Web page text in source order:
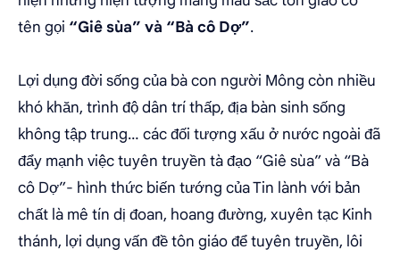
tên gọi “Giê sùa” và “Bà cô Dợ”.
Lợi dụng đời sống của bà con người Mông còn nhiều
khó khăn, trình độ dân trí thấp, địa bàn sinh sống
không tập trung… các đối tượng xấu ở nước ngoài đã
đẩy mạnh việc tuyên truyền tà đạo “Giê sùa” và “Bà
cô Dợ”- hình thức biến tướng của Tin lành với bản
chất là mê tín dị đoan, hoang đường, xuyên tạc Kinh
thánh, lợi dụng vấn đề tôn giáo để tuyên truyền, lôi